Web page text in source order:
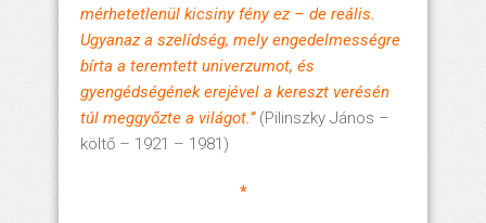
mérhetetlenül kicsiny fény ez – de reális.
Ugyanaz a szelídség, mely engedelmességre
bírta a teremtett univerzumot, és
gyengédségének erejével a kereszt verésén
túl meggyőzte a világot.” (Pilinszky János –
költő – 1921 – 1981)
*